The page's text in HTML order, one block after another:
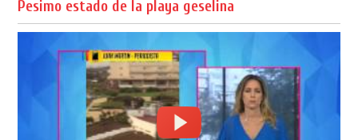
Pesimo estado de la playa geselina